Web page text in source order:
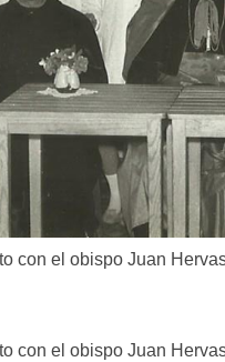
con el obispo Juan
con el obispo Juan